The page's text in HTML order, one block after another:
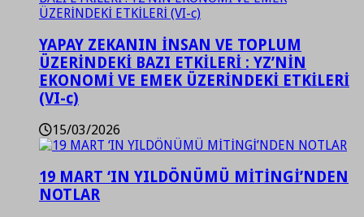
YAPAY ZEKANIN İNSAN VE TOPLUM
ÜZERİNDEKİ BAZI ETKİLERİ : YZ’NİN
EKONOMİ VE EMEK ÜZERİNDEKİ ETKİLERİ
(VI-c)
15/03/2026
19 MART ‘IN YILDÖNÜMÜ MİTİNGİ’NDEN
NOTLAR